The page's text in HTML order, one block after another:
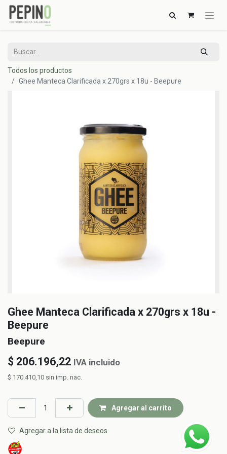
Todos los productos
Ghee Manteca Clarificada x 270grs x 18u - Beepure
Ghee Manteca Clarificada x 270grs x 18u -
Beepure
Beepure
$ 206.196,22 IVA incluido
$ 170.410,10 sin imp. nac.
Agregar al carrito
Agregar a la lista de deseos